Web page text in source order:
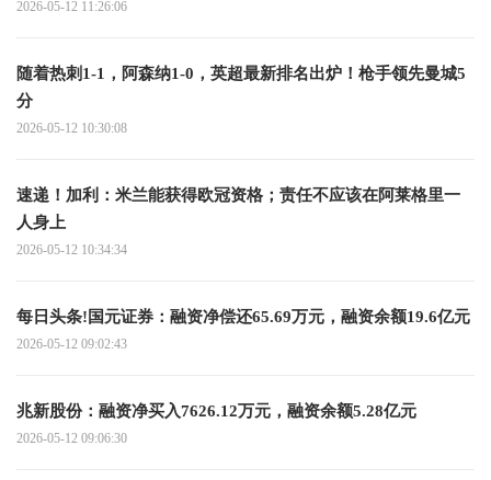
2026-05-12 11:26:06
随着热刺1-1，阿森纳1-0，英超最新排名出炉！枪手领先曼城5
分
2026-05-12 10:30:08
速递！加利：米兰能获得欧冠资格；责任不应该在阿莱格里一
人身上
2026-05-12 10:34:34
每日头条!国元证券：融资净偿还65.69万元，融资余额19.6亿元
2026-05-12 09:02:43
兆新股份：融资净买入7626.12万元，融资余额5.28亿元
2026-05-12 09:06:30